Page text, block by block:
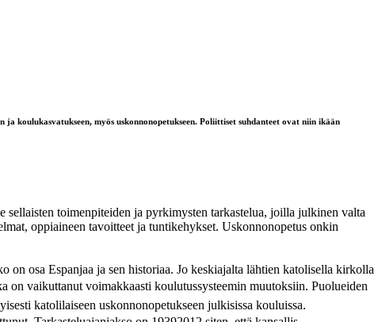
koulukasvatukseen, myös uskonnonopetukseen. Poliittiset suhdanteet ovat niin ikään
toimenpiteiden ja pyrkimysten tarkastelua, joilla julkinen valta
oppiaineen tavoitteet ja tuntikehykset. Uskonnonopetus onkin
on osa Espanjaa ja sen historiaa. Jo keskiajalta lähtien katolisella kirkolla
on vaikuttanut voimakkaasti koulutussysteemin muutoksiin. Puolueiden
katolilaiseen uskonnonopetukseen julkisissa kouluissa.